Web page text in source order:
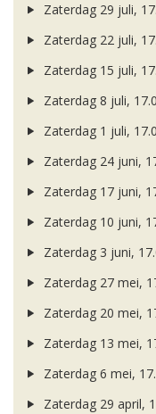
Zaterdag 29 juli,
Zaterdag 22 juli,
Zaterdag 15 juli,
Zaterdag 8 juli,
Zaterdag 1 juli,
Zaterdag 24 juni,
Zaterdag 17 juni,
Zaterdag 10 juni,
Zaterdag 3 juni,
Zaterdag 27 mei,
Zaterdag 20 mei,
Zaterdag 13 mei,
Zaterdag 6 mei,
Zaterdag 29 april,